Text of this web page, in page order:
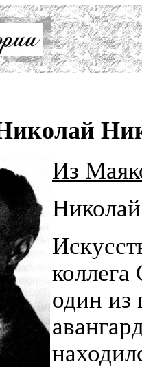
Из
один из